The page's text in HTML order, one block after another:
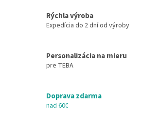
Rýchla výroba
Expedícia do 2 dní od výroby
Personalizácia na mieru
pre TEBA
Doprava zdarma
nad 60€